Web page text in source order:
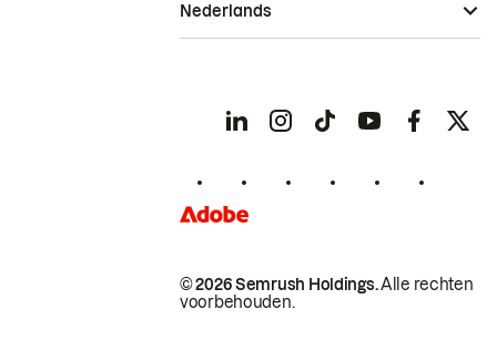
© 2026 Semrush Holdings.Alle rechten
voorbehouden.
Nederlands